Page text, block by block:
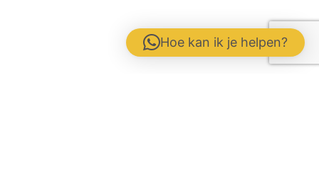
Hoe kan ik je helpen?